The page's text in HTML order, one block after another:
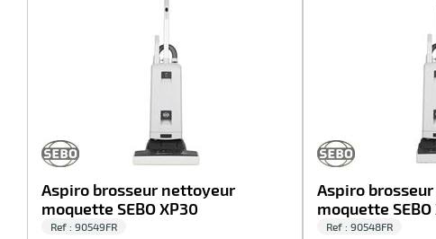
Aspiro brosseur nettoyeur
moquette SEBO XP30
Ref : 90549FR
Aspiro
moquette SEBO
Ref : 90548FR